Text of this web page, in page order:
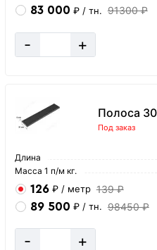
83 000 ₽ / тн. 91300 ₽
- +
Полоса
Под заказ
Длина
Масса 1 п/м кг.
126 ₽ / метр 139 ₽
89 500 ₽ / тн. 98450 ₽
- +